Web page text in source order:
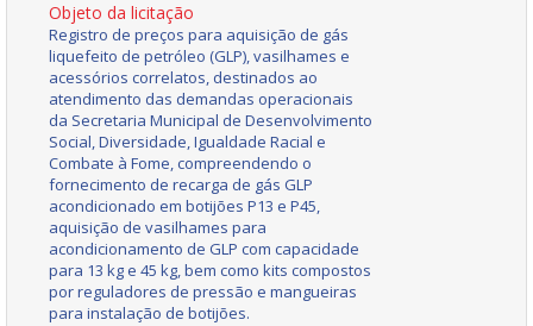
Objeto da licitação
Registro de preços para aquisição de gás
liquefeito de petróleo (GLP), vasilhames e
acessórios correlatos, destinados ao
atendimento das demandas operacionais
da Secretaria Municipal de Desenvolvimento
Social, Diversidade, Igualdade Racial e
Combate à Fome, compreendendo o
fornecimento de recarga de gás GLP
acondicionado em botijões P13 e P45,
aquisição de vasilhames para
acondicionamento de GLP com capacidade
para 13 kg e 45 kg, bem como kits compostos
por reguladores de pressão e mangueiras
para instalação de botijões.